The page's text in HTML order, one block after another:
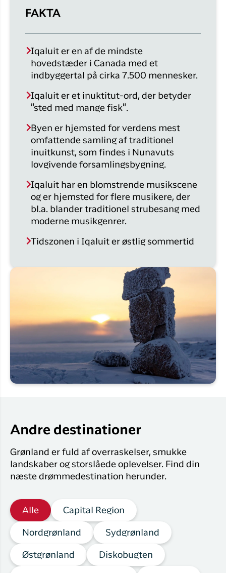
FAKTA
Iqaluit er en af de mindste
hovedstæder i Canada med et
indbyggertal på cirka 7.500 mennesker.
Iqaluit er et inuktitut-ord, der betyder
"sted med mange fisk".
Byen er hjemsted for verdens mest
omfattende samling af traditionel
inuitkunst, som findes i Nunavuts
lovgivende forsamlingsbygning.
Iqaluit har en blomstrende musikscene
og er hjemsted for flere musikere, der
bl.a. blander traditionel strubesang med
moderne musikgenrer.
Tidszonen i Iqaluit er østlig sommertid
Andre destinationer
Grønland er fuld af overraskelser, smukke
landskaber og storslåede oplevelser. Find din
næste drømmedestination herunder.
Alle Capital Region
Nordgrønland Sydgrønland
Østgrønland Diskobugten